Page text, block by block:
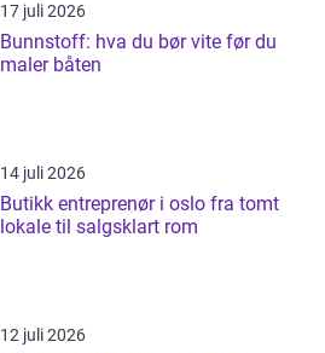
17 juli 2026
Bunnstoff: hva du bør vite før du
maler båten
14 juli 2026
Butikk entreprenør i oslo fra tomt
lokale til salgsklart rom
12 juli 2026